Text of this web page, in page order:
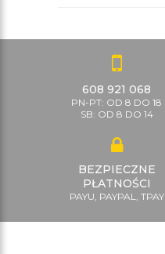
608 921 068
PN-PT: OD 8 DO 18
SB: OD 8 DO 14
BEZPIECZNE
PŁATNOŚCI
PAYU, PAYPAL, TPAY